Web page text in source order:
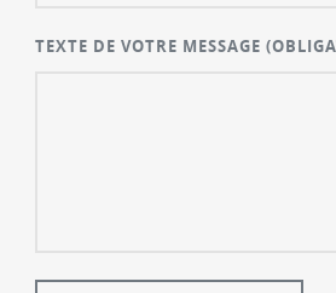
TEXTE DE VOTRE MESSAGE